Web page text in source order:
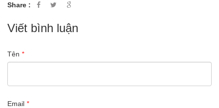
Share :
Viết bình luận
Tên *
Email *